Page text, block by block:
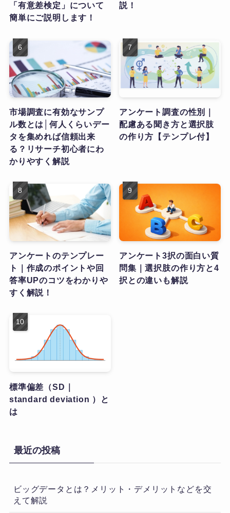
「有意差検定」について
簡単にご説明します！
説！
市場調査に有効なサンプ
ル数とは│何人くらいデー
タを集めれば信頼出来
る？リサーチ初心者にわ
かりやすく解説
アンケート調査の性別｜
配慮ある聞き方と選択肢
の作り方【テンプレ付】
アンケートのテンプレー
ト｜作成のポイントや回
答率UPのコツをわかりや
すく解説！
アンケート3択の面白い質
問集｜選択肢の作り方と4
択との違いも解説
標準偏差（SD｜
standard deviation ）と
は
最近の投稿
ビッグデータとは？メリット・デメリットなどを交
えて解説